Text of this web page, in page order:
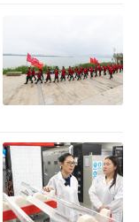
上装个“荆
天沿着责任
传。还有无
、哪儿有垃
一体’全方